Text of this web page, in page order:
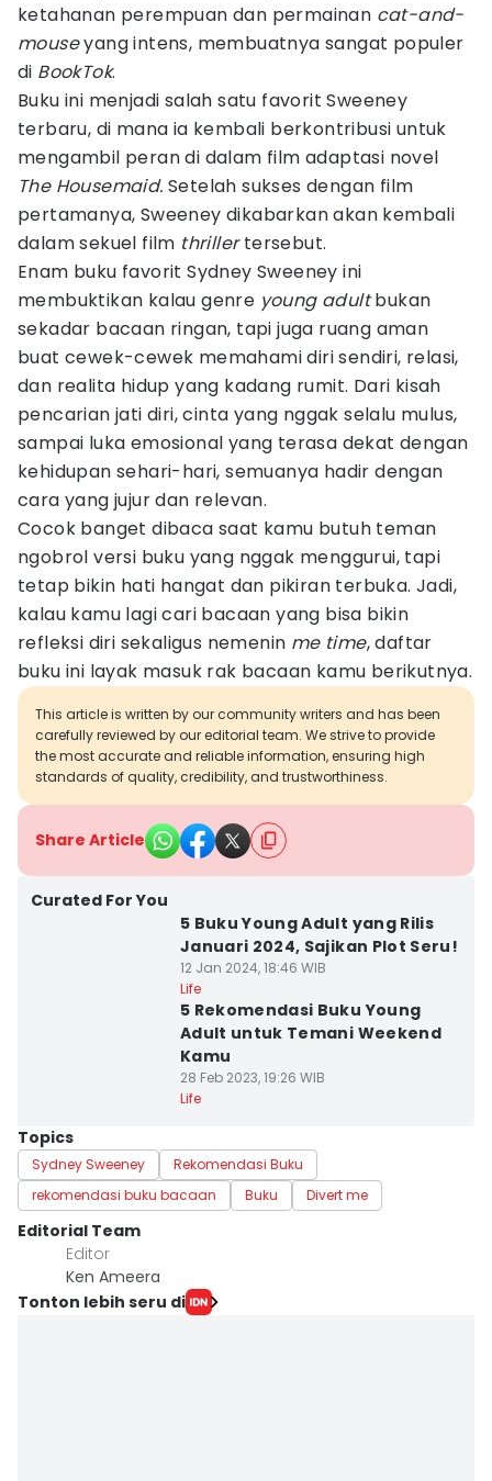
ketahanan perempuan dan permainan cat-and-
mouseyang intens, membuatnya sangat populer
di BookTok.
Buku ini menjadi salah satu favorit Sweeney
terbaru, di mana ia kembali berkontribusi untuk
mengambil peran di dalam film adaptasi novel
The Housemaid. Setelah sukses dengan film
pertamanya, Sweeney dikabarkan akan kembali
dalam sekuel film thrillertersebut.
Enam buku favorit Sydney Sweeney ini
membuktikan kalau genre young adultbukan
sekadar bacaan ringan, tapi juga ruang aman
buat cewek-cewek memahami diri sendiri, relasi,
dan realita hidup yang kadang rumit. Dari kisah
pencarian jati diri, cinta yang nggak selalu mulus,
sampai luka emosional yang terasa dekat dengan
kehidupan sehari-hari, semuanya hadir dengan
cara yang jujur dan relevan.
Cocok banget dibaca saat kamu butuh teman
ngobrol versi buku yang nggak menggurui, tapi
tetap bikin hati hangat dan pikiran terbuka. Jadi,
kalau kamu lagi cari bacaan yang bisa bikin
refleksi diri sekaligus nemenin me time, daftar
buku ini layak masuk rak bacaan kamu berikutnya.
This article is written by our community writers and has been
carefully reviewed by our editorial team. We strive to provide
the most accurate and reliable information, ensuring high
standards of quality, credibility, and trustworthiness.
Share Article
Curated For You
5 Buku Young Adult yang Rilis
Januari 2024, Sajikan Plot Seru!
12 Jan 2024, 18:46 WIB
Life
5 Rekomendasi Buku Young
Adult untuk Temani Weekend
Kamu
28 Feb 2023, 19:26 WIB
Life
Topics
Sydney Sweeney
Rekomendasi Buku
rekomendasi buku bacaan
Buku Divert me
Editorial Team
Editor
Ken Ameera
Tonton lebih seru di